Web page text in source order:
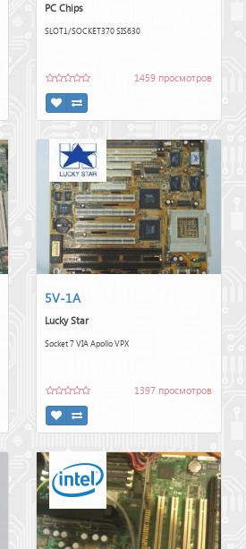
PC Chips
SLOT1/SOCKET370 SIS630
1459 просмотров
5V-1A
Lucky Star
Socket 7 VIA Apollo VPX
1397 просмотров